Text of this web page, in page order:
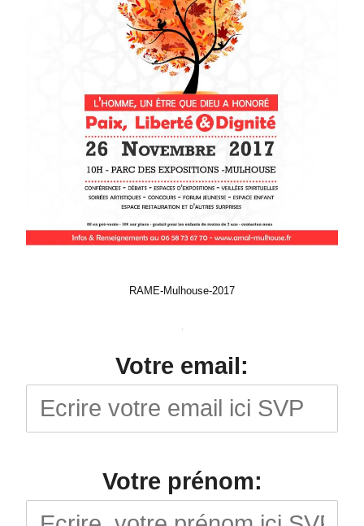
RAME-Mulhouse-2017
Votre email:
Votre prénom: